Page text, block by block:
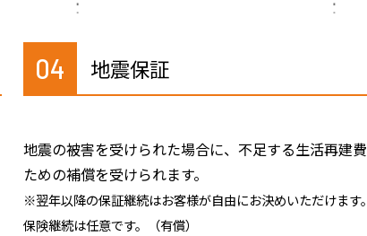
04 地震保証
地震の被害を受けられた場合に、不足する生活再建
ための補償を受けられます。
※翌年以降の保証継続はお客様が自由にお決めいただけます
保険継続は任意です。（有償）